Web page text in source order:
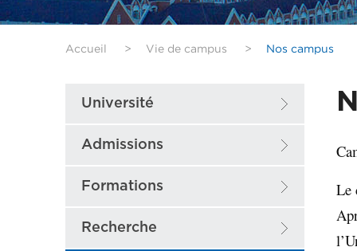
Accueil > Vie de campus > Nos campus
Université
Admissions
Formations
Recherche
Le